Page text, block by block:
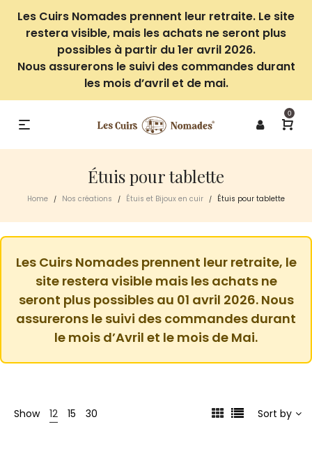
Les Cuirs Nomades prennent leur retraite. Le site
restera visible, mais les achats ne seront plus
possibles à partir du 1er avril 2026.
Nous assurerons le suivi des commandes durant
les mois d’avril et de mai.
0
Étuis pour tablette
Home / Nos créations / Étuis et Bijoux en cuir / Étuis pour tablette
Les Cuirs Nomades prennent leur retraite, le
site restera visible mais les achats ne
seront plus possibles au 01 avril 2026. Nous
assurerons le suivi des commandes durant
le mois d’Avril et le mois de Mai.
Show 12 15 30 Sort by